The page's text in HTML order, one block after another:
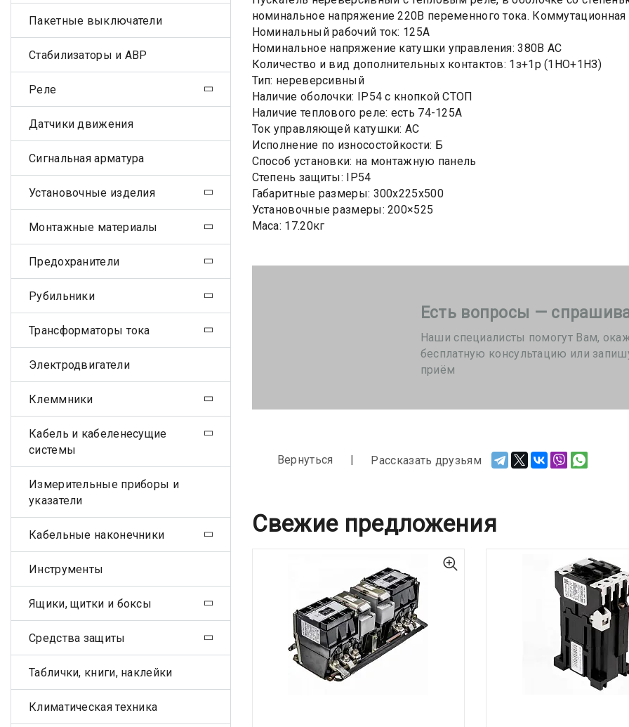
номинальное напряжение 220В переменного тока. Коммутационная
Номинальный рабочий ток: 125А
Номинальное напряжение катушки управления: 380В AC
Количество и вид дополнительных контактов: 1з+1р (1НО+1НЗ)
Тип: нереверсивный
Наличие оболочки: IP54 с кнопкой СТОП
Наличие теплового реле: есть 74-125А
Ток управляющей катушки: АС
Исполнение по износостойкости: Б
Способ установки: на монтажную панель
Степень защиты: IP54
Габаритные размеры: 300х225х500
Установочные размеры: 200×525
Маса: 17.20кг
Есть вопросы —
Наши специалисты помогут Вам,
бесплатную консультацию или
приём
Вернуться Рассказать друзьям
Свежие предложения
Пакетные выключатели
Стабилизаторы и АВР
Реле
Датчики движения
Сигнальная арматура
Установочные изделия
Монтажные материалы
Предохранители
Рубильники
Трансформаторы тока
Электродвигатели
Клеммники
Кабель и кабеленесущие
системы
Измерительные приборы и
указатели
Кабельные наконечники
Инструменты
Ящики, щитки и боксы
Средства защиты
Таблички, книги, наклейки
Климатическая техника